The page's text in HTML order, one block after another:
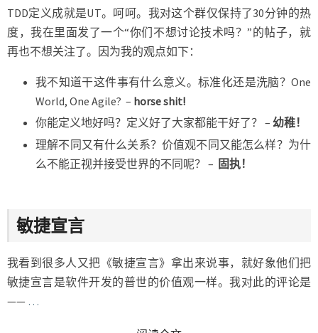
TDD定义成就是UT。呵呵。我对这个群仅保持了30分钟的热
度，我在里面发了一个“你们不想讨论技术吗？”的帖子，就
再也不想关注了。因为我的观点如下：
我不知道干这件事有什么意义。标准化还是洗脑？One
World, One Agile? – horse shit!
你能定义地好吗？定义好了大家都能干好了？ – 幼稚！
理解不同又有什么关系？价值观不同又能怎么样？为什
么不能正视并接受世界的不同呢？ – 固执！
敏捷宣言
我看到很多人又把《敏捷宣言》拿出来说事，就好象他们把
敏捷宣言是软件开发的普世的价值观一样。我对此的评论是
—— …